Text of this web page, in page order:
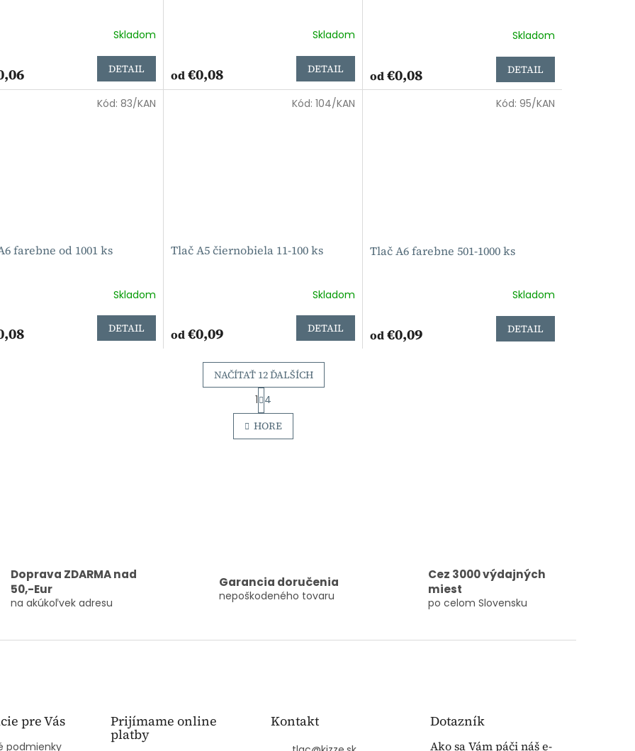
Skladom
DETAIL
Skladom
od€0,08 DETAIL
Skladom
od€0,08 DETAIL
farebne od 1001 ks
Skladom
DETAIL
Kód: 83/KAN
Tlač A5 čiernobiela 11-100 ks
Skladom
od€0,09 DETAIL
Kód: 104/KAN
Tlač A6 farebne 501-1000 ks
Skladom
od€0,09 DETAIL
Kód: 95/KAN
O
v
l
y
v
NAČÍTAŤ 12 ĎALŠÍCH
S
t
r
á
n
1 4
HORE
Doprava ZDARMA nad
50,-Eur
na akúkoľvek adresu
Garancia doručenia
nepoškodeného tovaru
Cez 3000 výdajných
miest
po celom Slovensku
pre Vás
podmienky
Prijímame online
platby
Kontakt Dotazník
Ako sa Vám páči náš e-